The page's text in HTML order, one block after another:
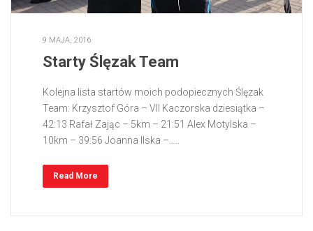
9 MAJA, 2016
Starty Ślęzak Team
Kolejna lista startów moich podopiecznych Ślęzak
Team: Krzysztof Góra – VII Kaczorska dziesiątka –
42:13 Rafał Zając – 5km – 21:51 Alex Motylska –
10km – 39:56 Joanna Ilska –…..
Read More